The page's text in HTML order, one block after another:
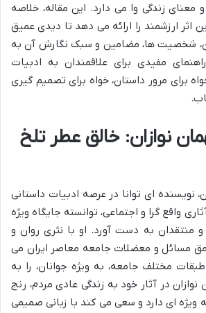
معنای زندگی وا می دارد. این مقاله، خلاصه
اثر ارزشمند را ارائه می دهد تا دیدی عمیق
شخصیت ها، مضامین و سبک نگارش آن به
مفیدی برای علاقمندان به ادبیات
برای مرور داستان، خواه برای تصمیم گیری
نوازان: خالق عطر تلخ
نویسنده ای توانا در عرصه ادبیات داستانی
واقع گرا و اجتماعی، توانسته جایگاه ویژه
منتقدان به دست آورد. او با نثری روان و
مسائل و معضلات جامعه معاصر ایران می
مختلف جامعه، به ویژه جوانان، را به
در آثار خود به زندگی عادی مردم، رنج
ویژه ای دارد و سعی می کند با زبانی صمیمی